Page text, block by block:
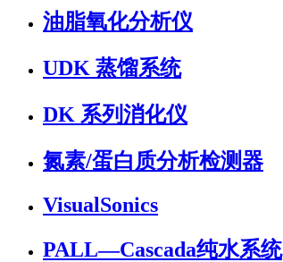
油脂氧化分析仪
UDK 蒸馏系统
DK 系列消化仪
氮素/蛋白质分析检测器
VisualSonics
PALL—Cascada纯水系统